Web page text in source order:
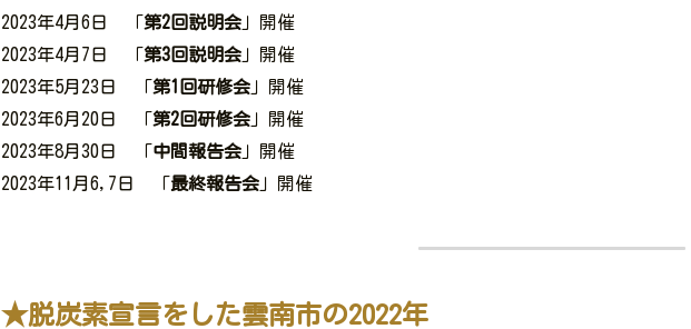
2023年4月6日　「第2回説明会」開催
2023年4月7日　「第3回説明会」開催
2023年5月23日　「第1回研修会」開催
2023年6月20日　「第2回研修会」開催
2023年8月30日　「中間報告会」開催
2023年11月6,7日　「最終報告会」開催
★脱炭素宣言をした雲南市の2022年